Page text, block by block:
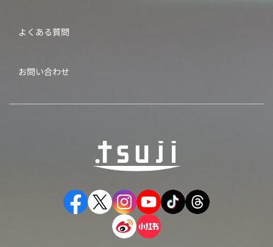
よくある質問
お問い合わせ